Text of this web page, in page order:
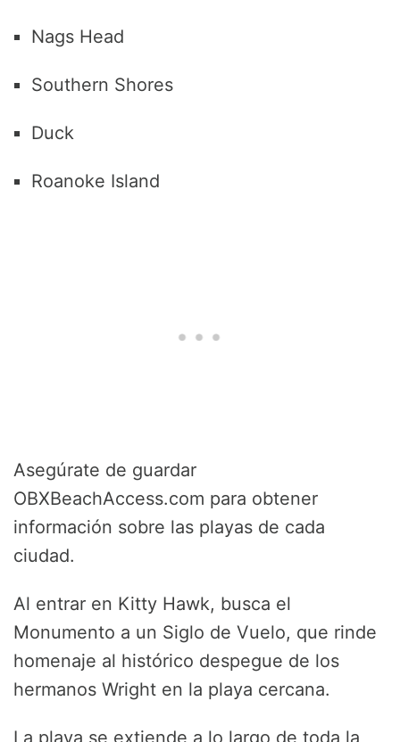
Nags Head
Southern Shores
Duck
Roanoke Island
Asegúrate de guardar
OBXBeachAccess.com para obtener
información sobre las playas de cada
ciudad.
Al entrar en Kitty Hawk, busca el
Monumento a un Siglo de Vuelo, que rinde
homenaje al histórico despegue de los
hermanos Wright en la playa cercana.
La playa se extiende a lo largo de toda la